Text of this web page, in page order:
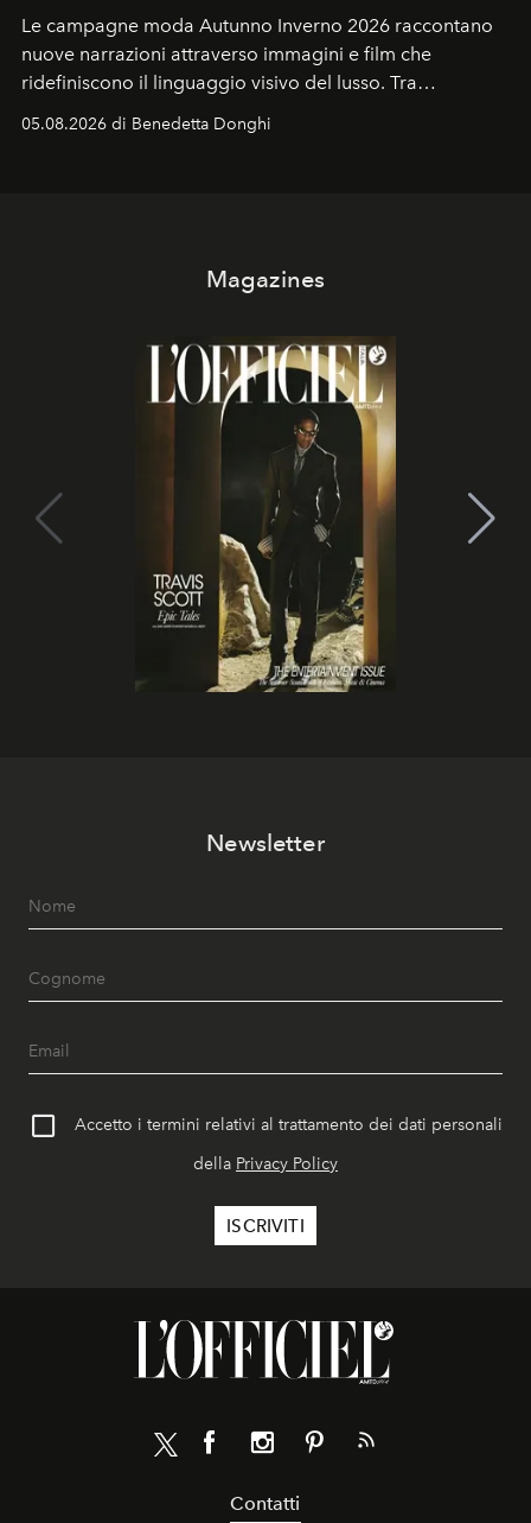
Le campagne moda Autunno Inverno 2026 raccontano
nuove narrazioni attraverso immagini e film che
ridefiniscono il linguaggio visivo del lusso. Tra
protagonisti del cinema, volti della cultura
contemporanea e storytelling d'autore, le maison
05.08.2026 di Benedetta Donghi
Magazines
Newsletter
Accetto i termini relativi al trattamento dei dati personali
della Privacy Policy
Contatti